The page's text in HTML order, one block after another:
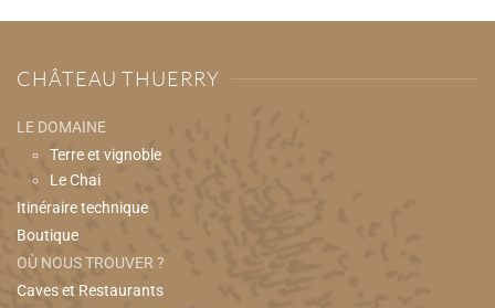
CHÂTEAU THUERRY
LE DOMAINE
Terre et vignoble
Le Chai
Itinéraire technique
Boutique
OÙ NOUS TROUVER ?
Caves et Restaurants